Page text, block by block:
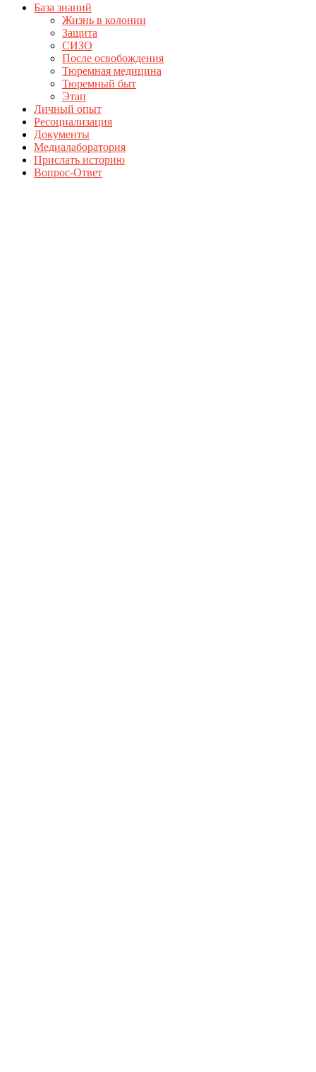
База знаний
Жизнь в колонии
Защита
СИЗО
После освобождения
Тюремная медицина
Тюремный быт
Этап
Личный опыт
Ресоциализация
Документы
Медиалаборатория
Прислать историю
Вопрос-Ответ